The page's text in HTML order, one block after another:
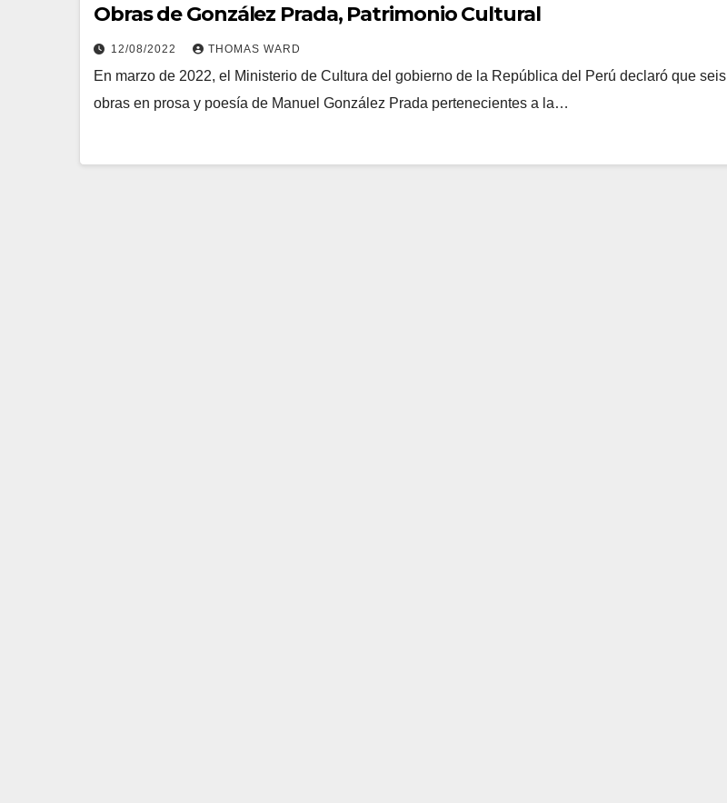
Obras de González Prada, Patrimonio Cultural
12/08/2022 THOMAS WARD
En marzo de 2022, el Ministerio de Cultura del gobierno de la República del Perú declaró que seis
obras en prosa y poesía de Manuel González Prada pertenecientes a la…